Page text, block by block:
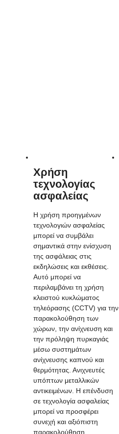
Χρήση
τεχνολογίας
ασφαλείας
Η χρήση προηγμένων
τεχνολογιών ασφαλείας
μπορεί να συμβάλει
σημαντικά στην ενίσχυση
της ασφάλειας στις
εκδηλώσεις και εκθέσεις.
Αυτό μπορεί να
περιλαμβάνει τη χρήση
κλειστού κυκλώματος
τηλεόρασης (CCTV) για την
παρακολούθηση των
χώρων, την ανίχνευση και
την πρόληψη πυρκαγιάς
μέσω συστημάτων
ανίχνευσης καπνού και
θερμότητας. Ανιχνευτές
υπόπτων μεταλλικών
αντικειμένων. Η επένδυση
σε τεχνολογία ασφαλείας
μπορεί να προσφέρει
συνεχή και αξιόπιστη
παρακολούθηση,